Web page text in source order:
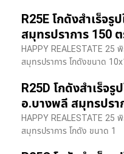
R25E โกดังสำเร็จ
สมุทรปราการ 150
HAPPY REALESTATE 25
สมุทรปราการ โกดังขนาด
R25D โกดังสำเร็จ
อ.บางพลี สมุทรปรา
HAPPY REALESTATE 25
สมุทรปราการ โกดัง ขนาด 1